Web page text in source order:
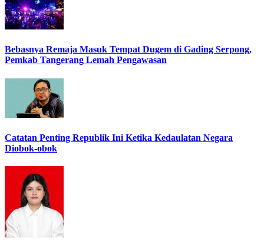
Bebasnya Remaja Masuk Tempat Dugem di Gading Serpong,
Pemkab Tangerang Lemah Pengawasan
Catatan Penting Republik Ini Ketika Kedaulatan Negara
Diobok-obok